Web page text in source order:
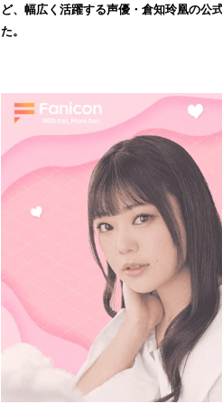
ど、幅広く活躍する声優・倉知玲凰の公
た。